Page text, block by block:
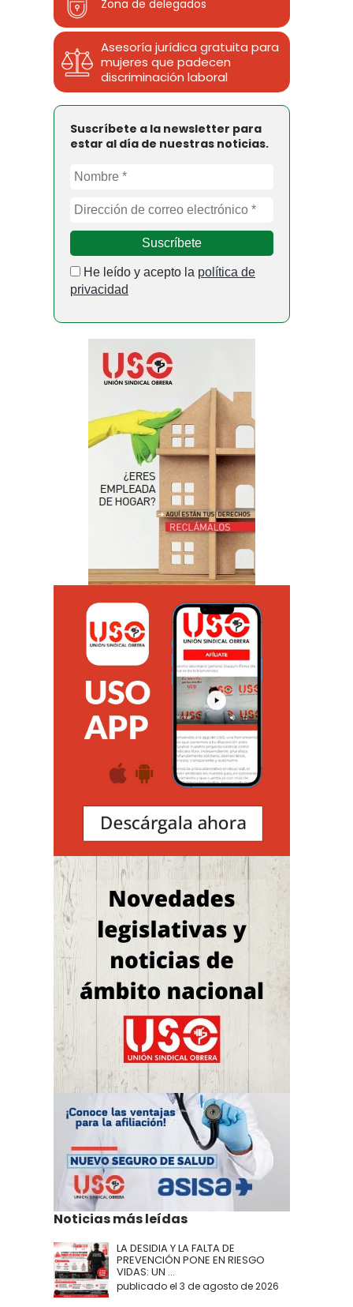
Zona de delegados
Asesoría jurídica gratuita para
mujeres que padecen
discriminación laboral
Suscríbete a la newsletter para
estar al día de nuestras noticias.
He leído y acepto la política de
privacidad
Noticias más leídas
LA DESIDIA Y LA FALTA DE
PREVENCIÓN PONE EN RIESGO
VIDAS: UN ...
publicado el 3 de agosto de 2026